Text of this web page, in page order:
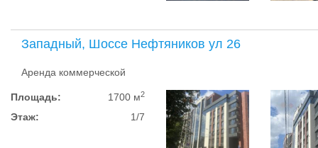
Западный, Шоссе Нефтяников ул 26
Аренда коммерческой
Площадь: 1700 м2
Этаж: 1/7